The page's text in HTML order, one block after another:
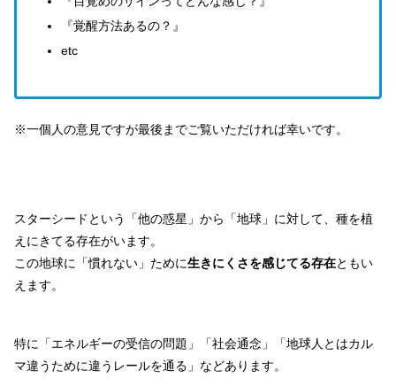
『覚醒方法あるの？』
etc
※一個人の意見ですが最後までご覧いただければ幸いです。
スターシードという「他の惑星」から「地球」に対して、種を植
えにきてる存在がいます。
この地球に「慣れない」ために生きにくさを感じてる存在ともい
えます。
特に「エネルギーの受信の問題」「社会通念」「地球人とはカル
マ違うために違うレールを通る」などあります。